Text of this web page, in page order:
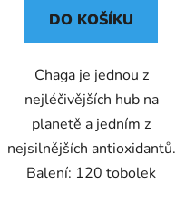
DO KOŠÍKU
Chaga je jednou z
nejléčivějších hub na
planetě a jedním z
nejsilnějších antioxidantů.
Balení: 120 tobolek